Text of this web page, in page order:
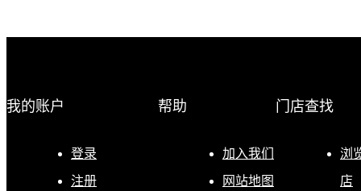
我的账户
登录
注册
帮助
加入我们
网站地图
门店查找
浏
店